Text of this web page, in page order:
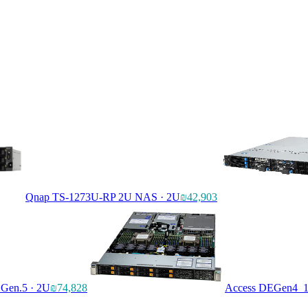
Qnap TS-1273U-RP 2U NAS · 2U₪42,903
· 2U₪74,828 Access